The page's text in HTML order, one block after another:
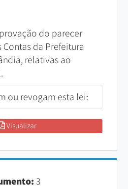
do parecer
Contas da Prefeitura
relativas ao
ou revogam esta lei:
Visualizar
3